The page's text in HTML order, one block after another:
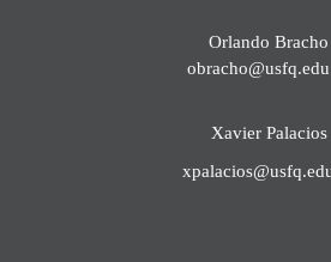
Orlando Bracho
Xavier Palacios